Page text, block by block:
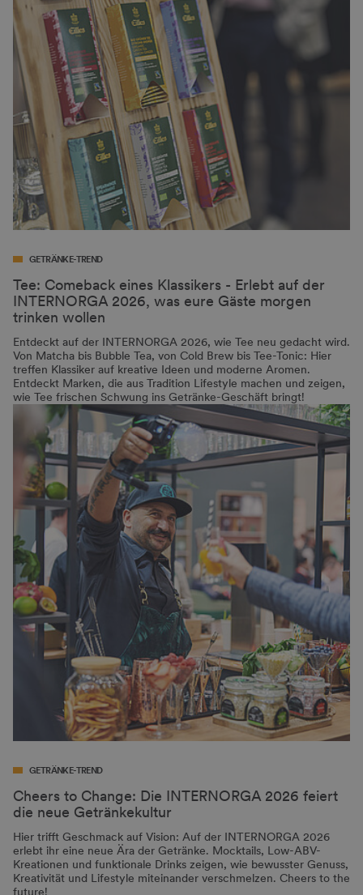
GETRÄNKE-TREND
Tee: Comeback eines Klassikers - Erlebt auf der
INTERNORGA 2026, was eure Gäste morgen
trinken wollen
Entdeckt auf der INTERNORGA 2026, wie Tee neu gedacht wird.
Von Matcha bis Bubble Tea, von Cold Brew bis Tee-Tonic: Hier
treffen Klassiker auf kreative Ideen und moderne Aromen.
Entdeckt Marken, die aus Tradition Lifestyle machen und zeigen,
wie Tee frischen Schwung ins Getränke-Geschäft bringt!
GETRÄNKE-TREND
Cheers to Change: Die INTERNORGA 2026 feiert
die neue Getränkekultur
Hier trifft Geschmack auf Vision: Auf der INTERNORGA 2026
erlebt ihr eine neue Ära der Getränke. Mocktails, Low-ABV-
Kreationen und funktionale Drinks zeigen, wie bewusster Genuss,
Kreativität und Lifestyle miteinander verschmelzen. Cheers to the
future!